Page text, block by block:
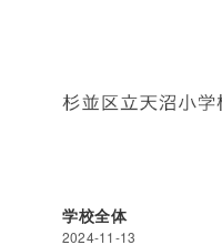
学校全体
2024-11-13